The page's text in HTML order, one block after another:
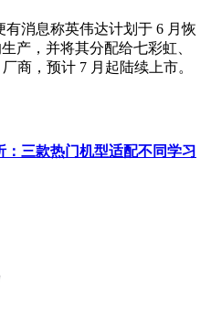
有消息称英伟达计划于 6 月恢
产，并将其分配给七彩虹、
商，预计 7 月起陆续上市。
三款热门机型适配不同学习